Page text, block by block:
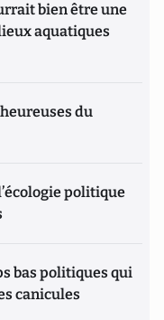
bien être une
aquatiques
du
politique
bas politiques qui
canicules